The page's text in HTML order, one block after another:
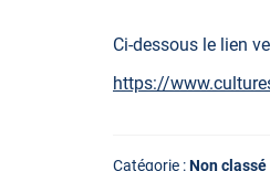
Ci-dessous le lien
https://
Catégorie :Non classé